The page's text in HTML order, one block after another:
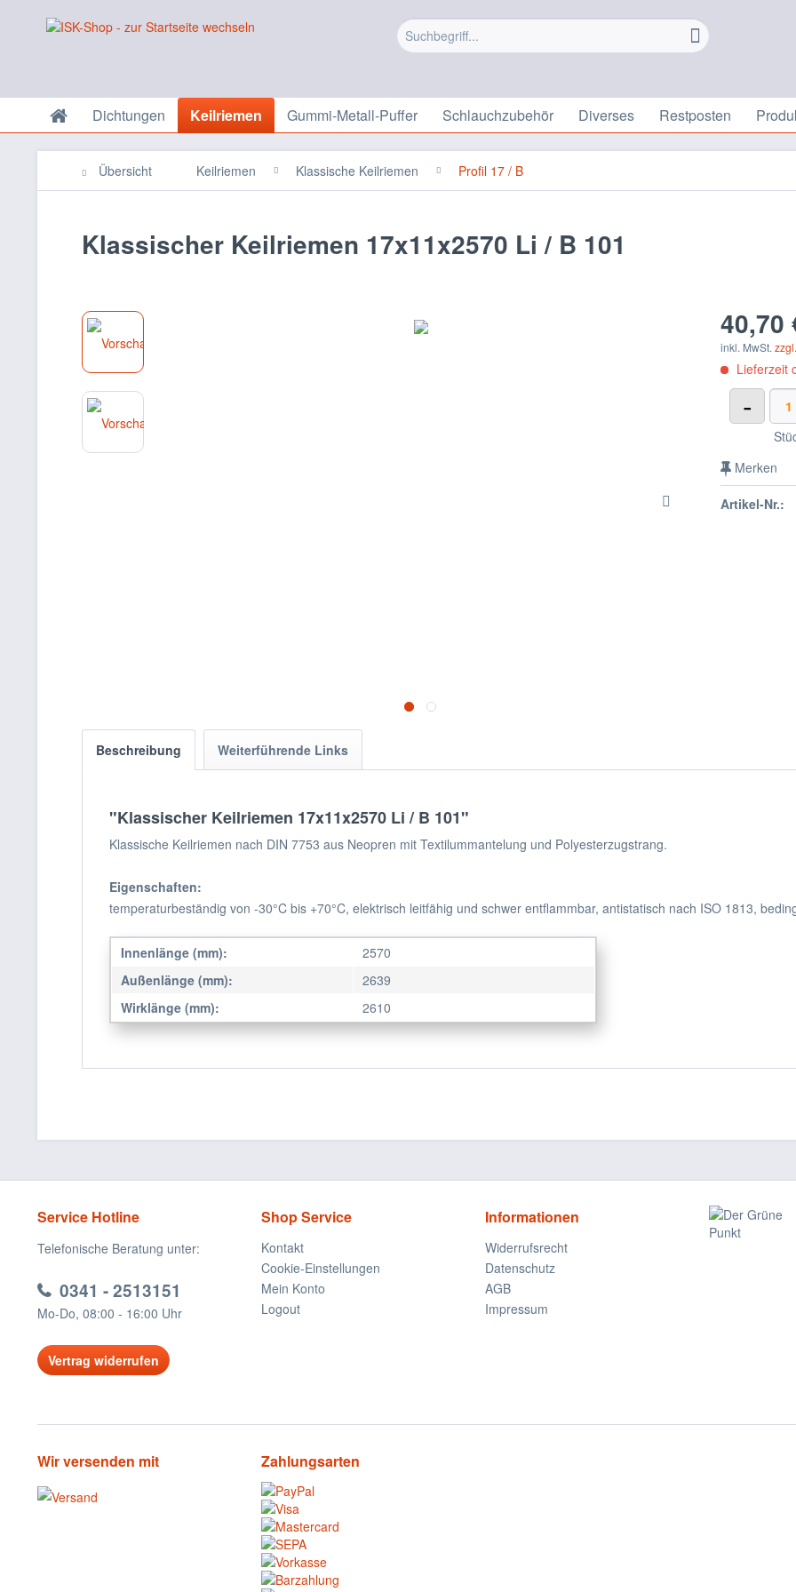
Dichtungen Keilriemen Gummi-Metall-Puffer Schlauchzubehör Diverses Restposten
Übersicht Keilriemen Klassische Keilriemen Profil 17 / B
Klassischer Keilriemen 17x11x2570 Li / B 101
40,70
inkl. MwSt.
Lieferzeit
-
Merken
Artikel-Nr.:
Beschreibung Weiterführende Links
"Klassischer Keilriemen 17x11x2570 Li / B 101"
Klassische Keilriemen nach DIN 7753 aus Neopren mit Textilummantelung und Polyesterzugstrang.
Eigenschaften:
temperaturbeständig von -30°C bis +70°C, elektrisch leitfähig und schwer entflammbar, antistatisch nach ISO 1813,
Innenlänge (mm):
2570
Außenlänge (mm):
2639
Wirklänge (mm):
2610
Service Hotline
Telefonische Beratung unter:
0341 - 2513151
Mo-Do, 08:00 - 16:00 Uhr
Vertrag widerrufen
Shop Service
Kontakt
Cookie-Einstellungen
Mein Konto
Logout
Informationen
Widerrufsrecht
Datenschutz
AGB
Impressum
Wir versenden mit Zahlungsarten